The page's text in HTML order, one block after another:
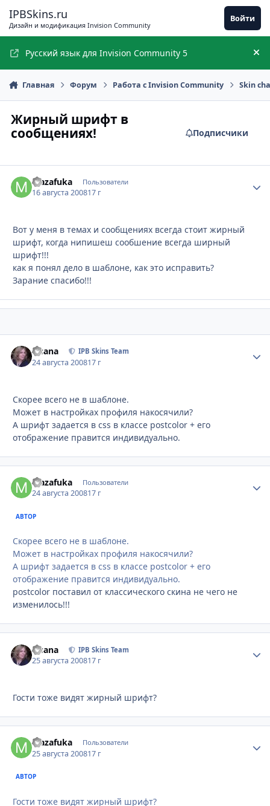
IPBSkins.ru
Дизайн и модификация Invision Community
Войти
Русский язык для Invision Community 5
Главная Форум Работа с Invision Community Skin
Жирный шрифт в
сообщениях!
Подписчики
Mazafuka Пользователи
16 августа 200817 г
Вот у меня в темах и сообщениях всегда стоит жирный
шрифт, когда нипишеш сообшение всегда ширный
шрифт!!!
как я понял дело в шаблоне, как это исправить?
Зарание спасибо!!!
Fisana IPB Skins Team
24 августа 200817 г
Скорее всего не в шаблоне.
Может в настройках профиля накосячили?
А шрифт задается в css в классе postcolor + его
отображение правится индивидуально.
Mazafuka Пользователи
24 августа 200817 г
АВТОР
Скорее всего не в шаблоне.
Может в настройках профиля накосячили?
А шрифт задается в css в классе postcolor + его
отображение правится индивидуально.
postcolor поставил от классического скина не чего не
изменилось!!!
Fisana IPB Skins Team
25 августа 200817 г
Гости тоже видят жирный шрифт?
Mazafuka Пользователи
25 августа 200817 г
АВТОР
Гости тоже видят жирный шрифт?